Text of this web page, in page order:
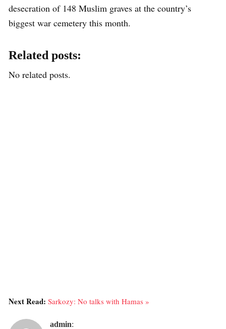
desecration of 148 Muslim graves at the country’s
biggest war cemetery this month.
Related posts:
No related posts.
Next Read: Sarkozy: No talks with Hamas »
admin: